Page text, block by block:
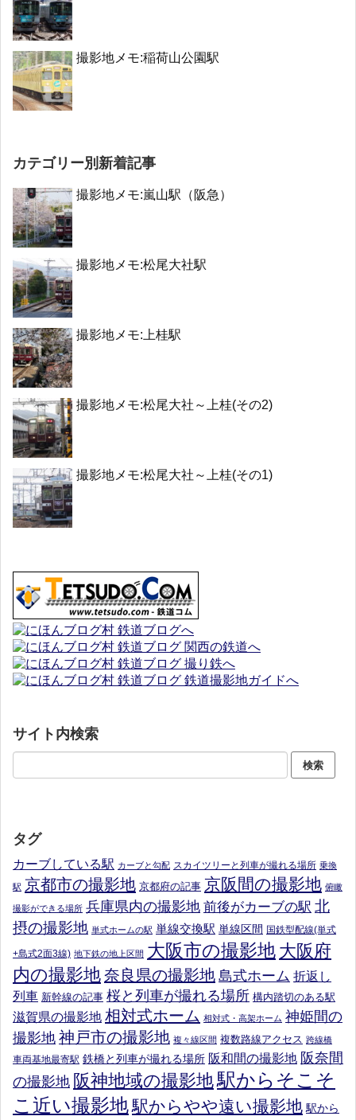
撮影地メモ:稲荷山公園駅
カテゴリー別新着記事
撮影地メモ:嵐山駅（阪急）
撮影地メモ:松尾大社駅
撮影地メモ:上桂駅
撮影地メモ:松尾大社～上桂(その2)
撮影地メモ:松尾大社～上桂(その1)
サイト内検索
タグ
カーブしている駅 カーブと勾配 スカイツリーと列車が撮れる場所 乗換
駅 京都市の撮影地 京都府の記事 京阪間の撮影地 俯瞰
撮影ができる場所 兵庫県内の撮影地 前後がカーブの駅 北
摂の撮影地 単式ホームの駅 単線交換駅 単線区間 国鉄型配線(単式
+島式2面3線) 地下鉄の地上区間 大阪市の撮影地 大阪府
内の撮影地奈良県の撮影地 島式ホーム 折返し
列車 新幹線の記事 桜と列車が撮れる場所 構内踏切のある駅
滋賀県の撮影地 相対式ホーム 相対式・高架ホーム 神姫間の
撮影地神戸市の撮影地 複々線区間 複数路線アクセス 跨線橋
車両基地最寄駅 鉄橋と列車が撮れる場所 阪和間の撮影地 阪奈間
の撮影地 阪神地域の撮影地駅からそこそ
こ近い撮影地駅からやや遠い撮影地 駅から